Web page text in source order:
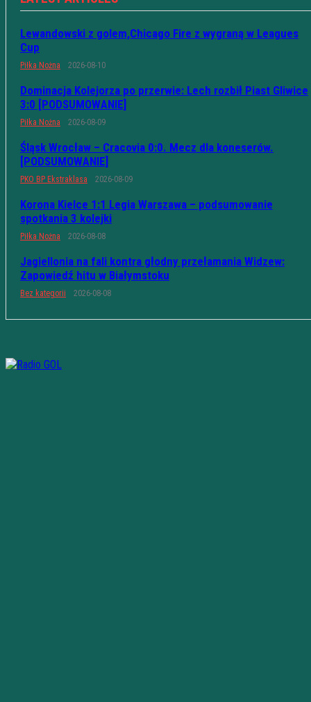
Lewandowski z golem,Chicago Fire z wygraną w Leagues
Cup
Piłka Nożna 2026-08-10
Dominacja Kolejorza po przerwie: Lech rozbił Piast Gliwice
3:0 [PODSUMOWANIE]
Piłka Nożna 2026-08-09
Śląsk Wrocław – Cracovia 0:0. Mecz dla koneserów.
[PODSUMOWANIE]
PKO BP Ekstraklasa 2026-08-09
Korona Kielce 1:1 Legia Warszawa – podsumowanie
spotkania 3 kolejki
Piłka Nożna 2026-08-08
Jagiellonia na fali kontra głodny przełamania Widzew:
Zapowiedź hitu w Białymstoku
Bez kategorii 2026-08-08